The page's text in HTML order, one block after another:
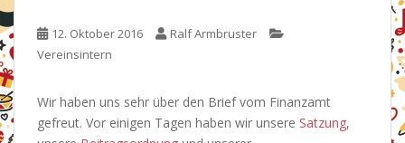
n
t
e
n
t
12. Oktober 2016
Ralf Armbruster
Vereinsintern
Wir haben uns sehr über den Brief vom Finanzamt
gefreut. Vor einigen Tagen haben wir unsere Satzung,